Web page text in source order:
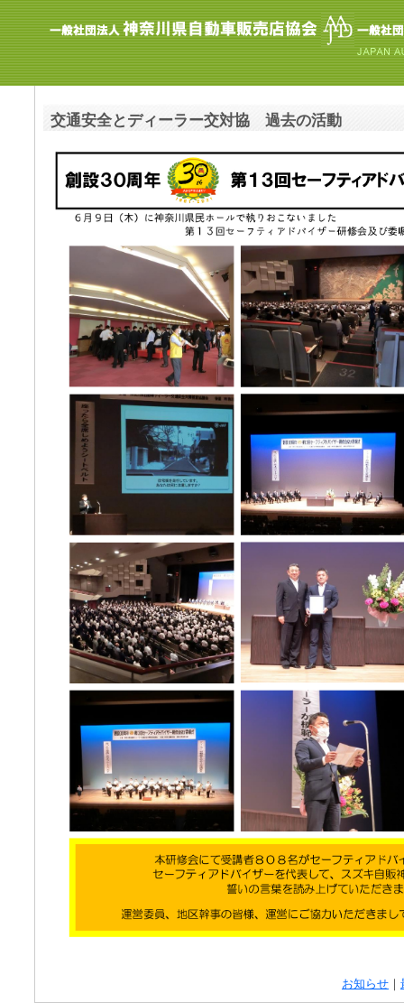
交通安全とディーラー交対協 過去の活動
お知らせ ｜